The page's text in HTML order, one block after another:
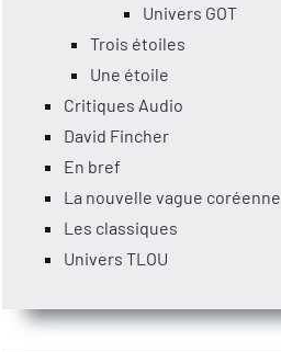
Univers GOT
Trois étoiles
Une étoile
Critiques Audio
David Fincher
En bref
La nouvelle vague coréenne
Les classiques
Univers TLOU